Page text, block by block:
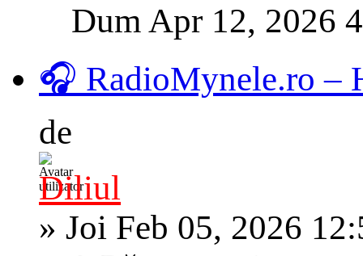
Dum Apr 12, 2026
🎧 RadioMynele.ro –
de
Diliul
» Joi Feb 05, 2026